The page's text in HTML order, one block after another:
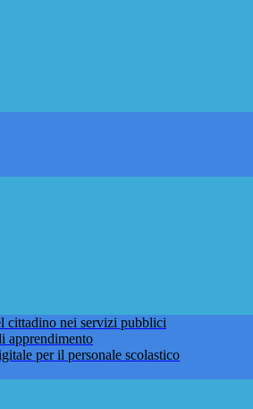
cittadino nei servizi pubblici
apprendimento
per il personale scolastico